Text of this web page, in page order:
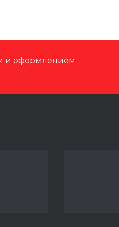
и оформлением